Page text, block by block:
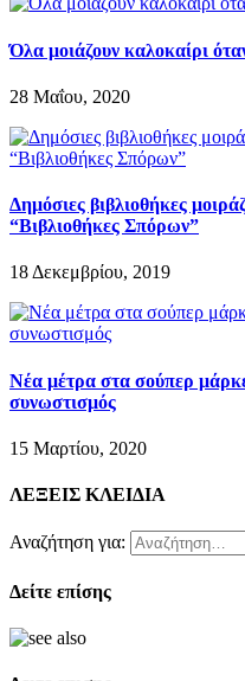
Όλα μοιάζουν καλοκαίρι
28 Μαΐου, 2020
Δημόσιες βιβλιοθήκες
“Βιβλιοθήκες Σπόρων”
18 Δεκεμβρίου, 2019
Νέα μέτρα στα σούπερ
συνωστισμός
15 Μαρτίου, 2020
ΛΕΞΕΙΣ ΚΛΕΙΔΙΑ
Αναζήτηση για:
Δείτε επίσης